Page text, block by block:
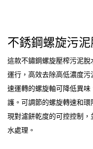
不銹鋼螺旋污
這款不鏽鋼螺旋壓榨污泥
運行，高效去除高低濃度
速運轉的螺旋軸可降低異
護。可調節的螺旋轉速和
現對濾餅乾度的可控控制
水處理。